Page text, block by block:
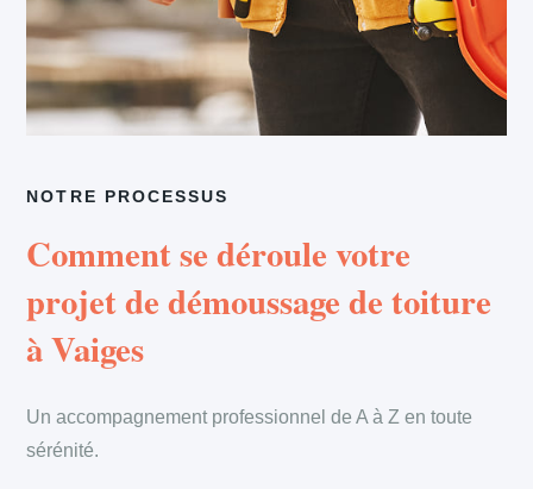
NOTRE PROCESSUS
Comment se déroule votre
projet de démoussage de toiture
à Vaiges
Un accompagnement professionnel de A à Z en toute
sérénité.